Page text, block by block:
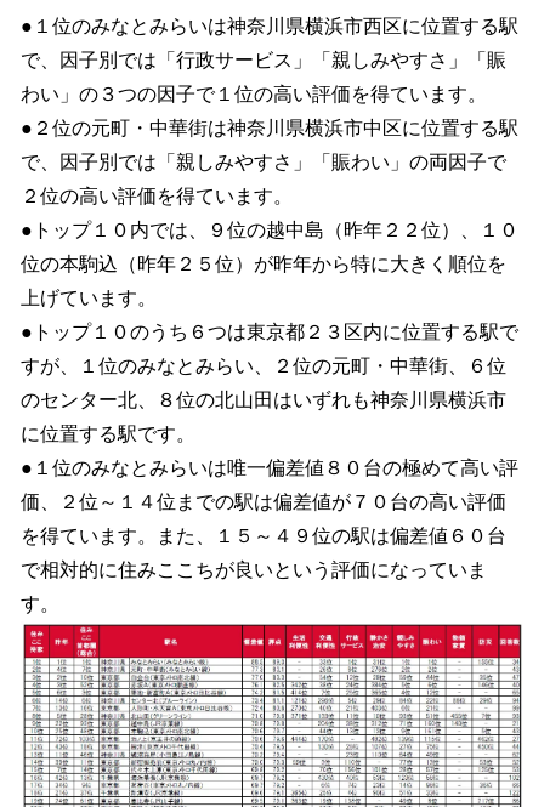
●１位のみなとみらいは神奈川県横浜市西区に位置する駅
で、因子別では「行政サービス」「親しみやすさ」「賑
わい」の３つの因子で１位の高い評価を得ています。
●２位の元町・中華街は神奈川県横浜市中区に位置する駅
で、因子別では「親しみやすさ」「賑わい」の両因子で
２位の高い評価を得ています。
●トップ１０内では、９位の越中島（昨年２２位）、１０
位の本駒込（昨年２５位）が昨年から特に大きく順位を
上げています。
●トップ１０のうち６つは東京都２３区内に位置する駅で
すが、１位のみなとみらい、２位の元町・中華街、６位
のセンター北、８位の北山田はいずれも神奈川県横浜市
に位置する駅です。
●１位のみなとみらいは唯一偏差値８０台の極めて高い評
価、２位～１４位までの駅は偏差値が７０台の高い評価
を得ています。また、１５～４９位の駅は偏差値６０台
で相対的に住みここちが良いという評価になっていま
す。